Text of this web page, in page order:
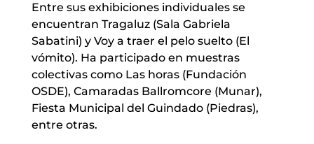
Entre sus exhibiciones individuales se
encuentran Tragaluz (Sala Gabriela
Sabatini) y Voy a traer el pelo suelto (El
vómito). Ha participado en muestras
colectivas como Las horas (Fundación
OSDE), Camaradas Ballromcore (Munar),
Fiesta Municipal del Guindado (Piedras),
entre otras.